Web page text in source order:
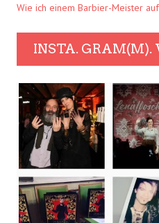
Wie ich einem Barbier-Meister
INSTA. GRAM(M).